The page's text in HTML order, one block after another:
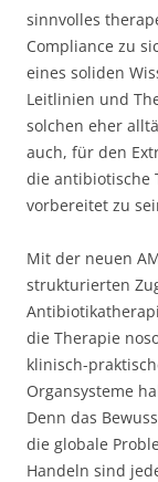
sinnvolles
Compliance zu
eines soliden
Leitlinien und
solchen eher
auch, für den
die antibiotische
vorbereitet zu
Mit der neuen
strukturierten
die Therapie
klinisch-
Organsysteme
Denn das
die globale
Handeln sind